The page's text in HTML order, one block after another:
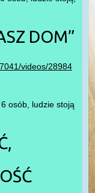
DOM”
videos/28984